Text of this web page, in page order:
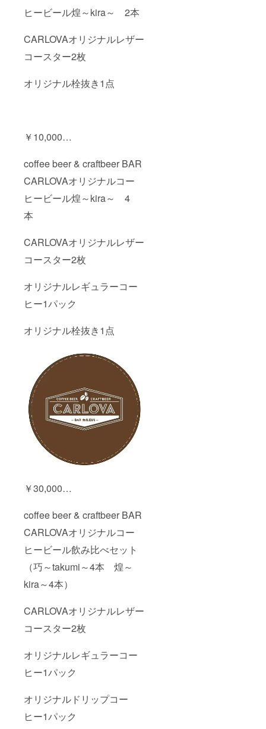
ヒービール煌～kira～ 2本
CARLOVAオリジナルレザー
コースター2枚
オリジナル栓抜き1点
￥10,000…
coffee beer & craftbeer BAR
CARLOVAオリジナルコー
ヒービール煌～kira～ 4
本
CARLOVAオリジナルレザー
コースター2枚
オリジナルレギュラーコー
ヒー1パック
オリジナル栓抜き1点
￥30,000…
coffee beer & craftbeer BAR
CARLOVAオリジナルコー
ヒービール飲み比べセット
（巧～takumi～4本 煌～
kira～4本）
CARLOVAオリジナルレザー
コースター2枚
オリジナルレギュラーコー
ヒー1パック
オリジナルドリップコー
ヒー1パック